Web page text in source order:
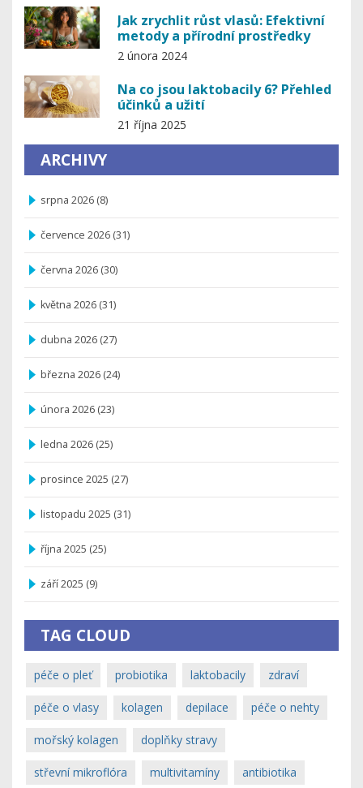
Jak zrychlit růst vlasů: Efektivní
metody a přírodní prostředky
2 února 2024
Na co jsou laktobacily 6? Přehled
účinků a užití
21 října 2025
ARCHIVY
srpna 2026 (8)
července 2026 (31)
června 2026 (30)
května 2026 (31)
dubna 2026 (27)
března 2026 (24)
února 2026 (23)
ledna 2026 (25)
prosince 2025 (27)
listopadu 2025 (31)
října 2025 (25)
září 2025 (9)
TAG CLOUD
péče o pleť probiotika laktobacily zdraví
péče o vlasy kolagen depilace péče o nehty
mořský kolagen doplňky stravy
střevní mikroflóra multivitamíny antibiotika